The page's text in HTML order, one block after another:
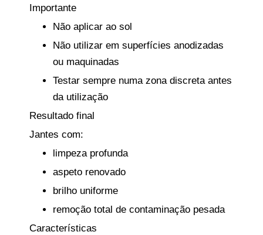
Importante
Não aplicar ao sol
Não utilizar em superfícies anodizadas
ou maquinadas
Testar sempre numa zona discreta antes
da utilização
Resultado final
Jantes com:
limpeza profunda
aspeto renovado
brilho uniforme
remoção total de contaminação pesada
Características